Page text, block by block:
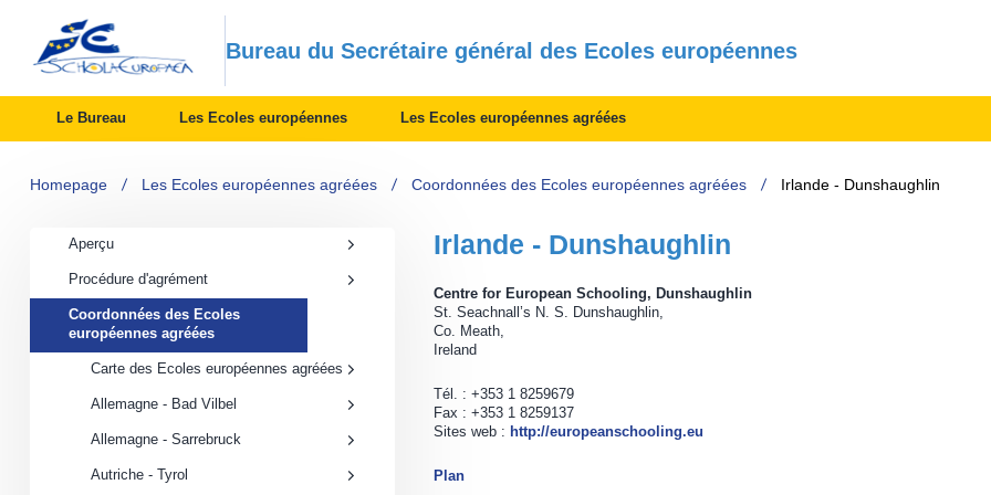
Bureau du Secrétaire général des Ecoles européennes
Le Bureau Les Ecoles européennes Les Ecoles européennes agréées
Homepage Les Ecoles européennes agréées Coordonnées des Ecoles européennes agréées Irlande - Dunshaughlin
Aperçu
Procédure d'agrément
Coordonnées des Ecoles
européennes agréées
européennes
submenu
Carte des Ecoles européennes agréées
Allemagne - Bad Vilbel
Allemagne - Sarrebruck
Autriche - Tyrol
Irlande - Dunshaughlin
Centre for European Schooling, Dunshaughlin
St. Seachnall’s N. S. Dunshaughlin,
Co. Meath,
Ireland
Tél. : +353 1 8259679
Fax : +353 1 8259137
Sites web : http://europeanschooling.eu
Plan